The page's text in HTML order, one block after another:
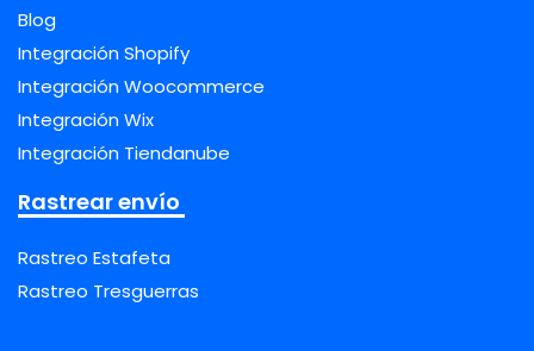
Blog
Integración Shopify
Integración Woocommerce
Integración Wix
Integración Tiendanube
Rastrear envío
Rastreo Estafeta
Rastreo Tresguerras